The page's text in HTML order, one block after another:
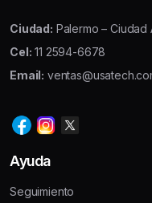
Ciudad: Palermo –
Cel: 11 2594-6678
Email:
Ayuda
Seguimiento